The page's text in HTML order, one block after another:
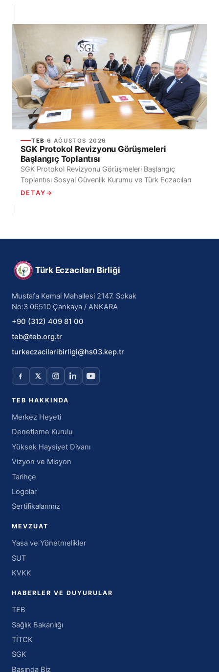
TEB ·6 AĞUSTOS 2026
SGK Protokol Revizyonu Görüşmeleri
Başlangıç Toplantısı
SGK Protokol Revizyonu Görüşmeleri Başlangıç
Toplantısı Sosyal Güvenlik Kurumu ve Türk Eczacıları
Birliği arasında, Sosyal Güvenlik Kurumu Kapsamındaki
DETAY→
Türk Eczacıları Birliği
Mustafa Kemal Mahallesi 2147. Sokak
No:3 06510 Çankaya / ANKARA
+90 (312) 409 81 00
teb@teb.org.tr
turkeczacilaribirligi@hs03.kep.tr
TEB HAKKINDA
Merkez Heyeti
Denetleme Kurulu
Yüksek Haysiyet Divanı
Vizyon ve Misyon
Tarihçe
Logolar
Sertifikalarımız
MEVZUAT
Yasa ve Yönetmelikler
SUT
KVKK
HABERLER VE DUYURULAR
TEB
Sağlık Bakanlığı
TİTCK
SGK
Basında Biz